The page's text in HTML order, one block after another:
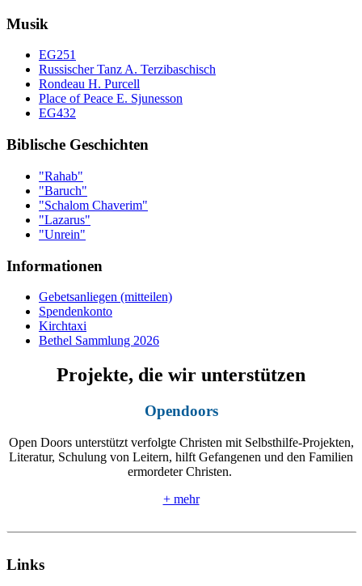
Musik
EG251
Russischer Tanz A. Terzibaschisch
Rondeau H. Purcell
Place of Peace E. Sjunesson
EG432
Biblische Geschichten
"Rahab"
"Baruch"
"Schalom Chaverim"
"Lazarus"
"Unrein"
Informationen
Gebetsanliegen (mitteilen)
Spendenkonto
Kirchtaxi
Bethel Sammlung 2026
Projekte, die wir unterstützen
Opendoors
Open Doors unterstützt verfolgte Christen mit Selbsthilfe-Projekten,
Literatur, Schulung von Leitern, hilft Gefangenen und den Familien
ermordeter Christen.
+ mehr
Links